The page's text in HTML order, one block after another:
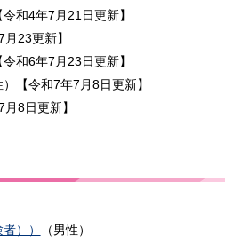
令和4年7月21日更新】
23更新】
令和6年7月23日更新】
）【令和7年7月8日更新】
8日更新】
））
（男性）